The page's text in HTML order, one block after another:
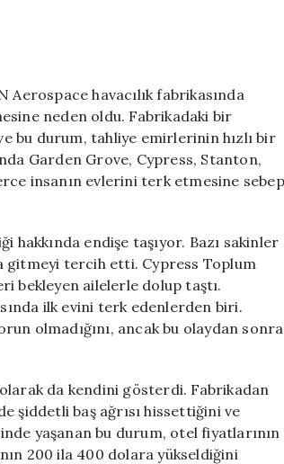
Alarmı
Verildi
için
havacılık fabrikasında
neden oldu. Fabrikadaki bir
bu durum, tahliye emirlerinin hızlı bir
Garden Grove, Cypress, Stanton,
insanın evlerini terk etmesine sebep
hakkında endişe taşıyor. Bazı sakinler
gitmeyi tercih etti. Cypress Toplum
bekleyen ailelerle dolup taştı.
ilk evini terk edenlerden biri.
olmadığını, ancak bu olaydan sonra
da kendini gösterdi. Fabrikadan
şiddetli baş ağrısı hissettiğini ve
yaşanan bu durum, otel fiyatlarının
200 ila 400 dolara yükseldiğini